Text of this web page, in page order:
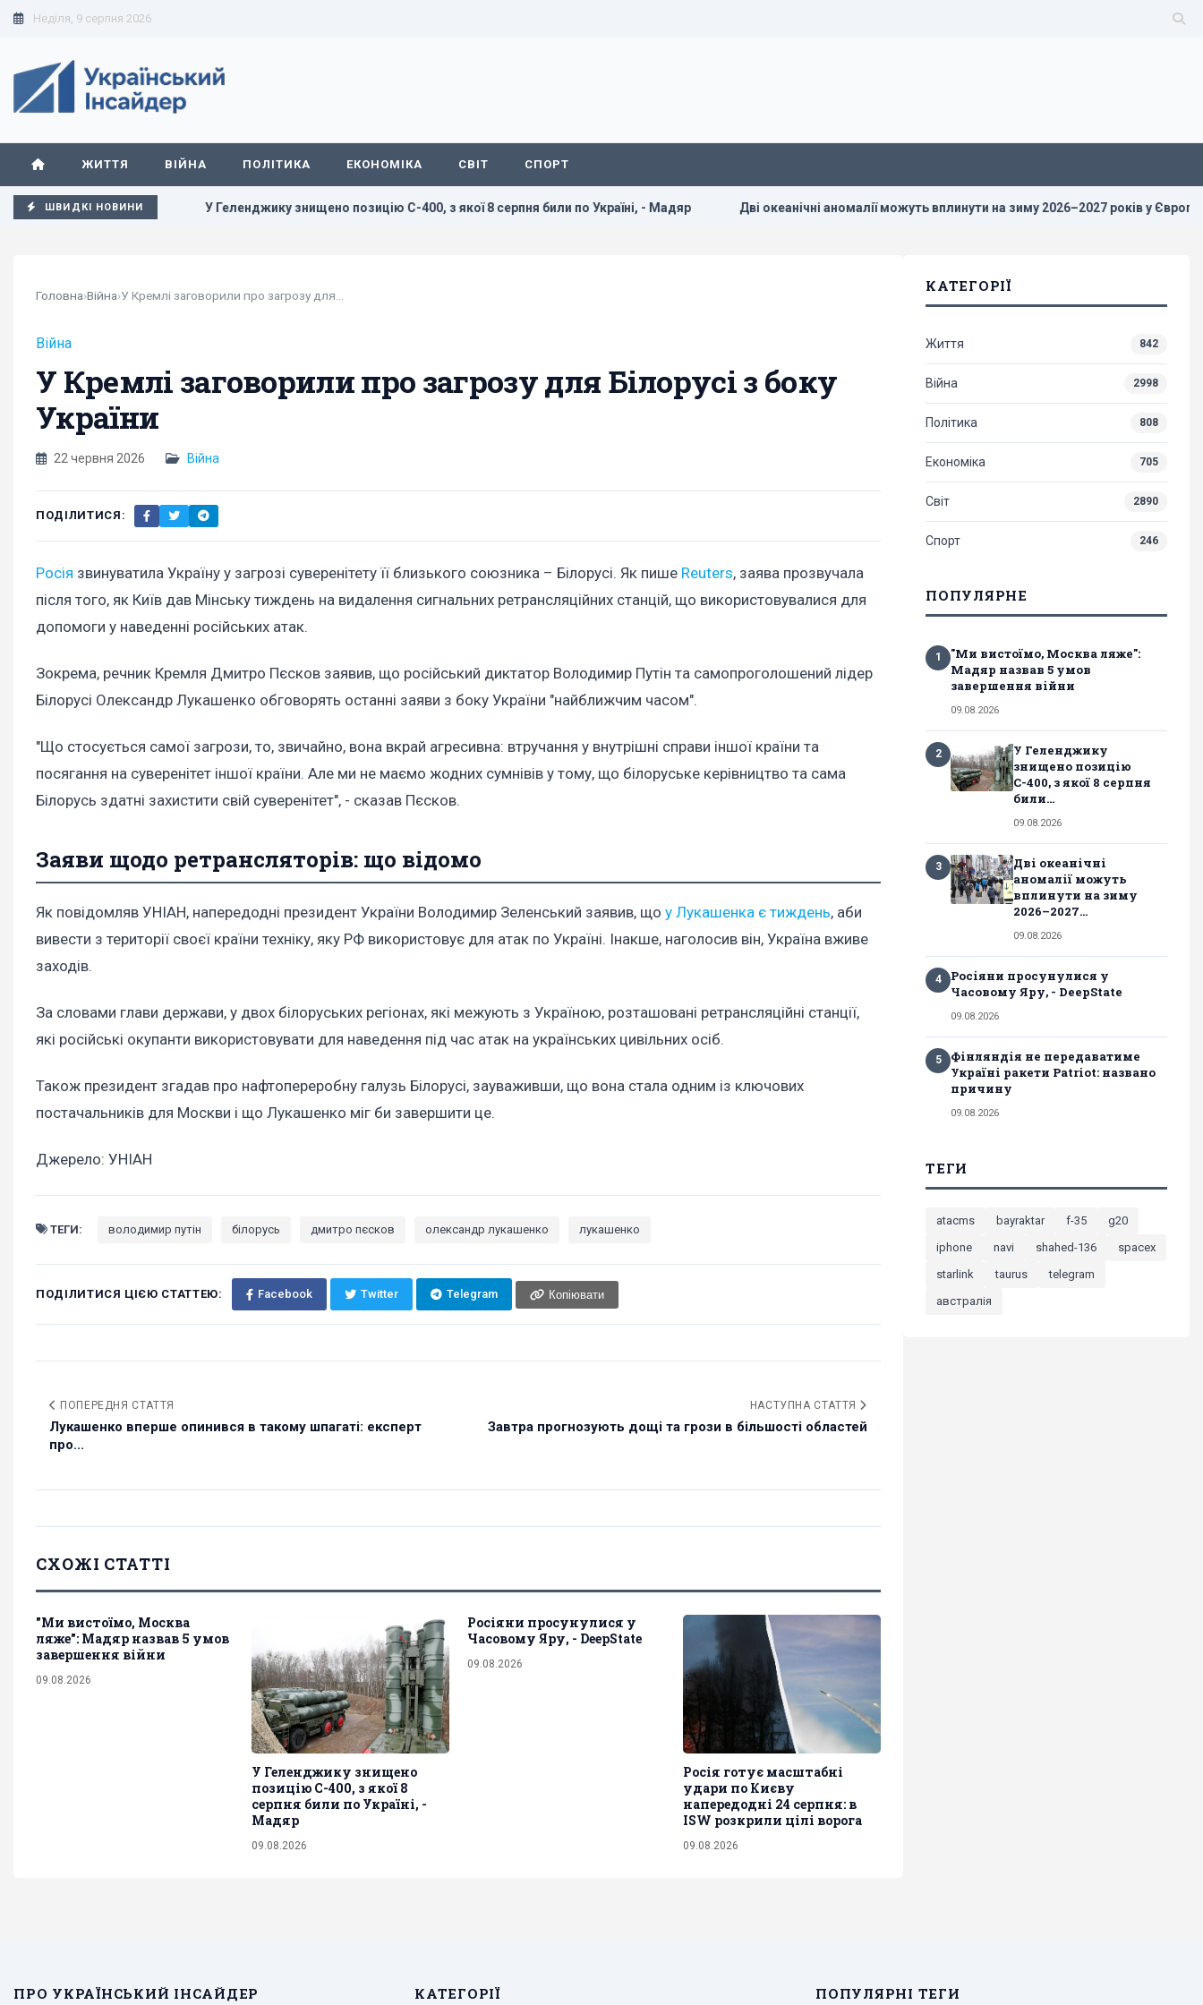
Неділя, 9 серпня 2026
ЖИТТЯ ВІЙНА ПОЛІТИКА ЕКОНОМІКА СВІТ СПОРТ
ШВИДКІ НОВИНИ
війни У Геленджику знищено позицію С-400, з якої 8 серпня били по Україні, - Мадяр Дві океанічні аномалії можуть вплинути на зиму 2026–2027 років у Європі
Головна›Війна›
Війна
У Кремлі заговорили про загрозу для Білорусі з боку
України
22 червня 2026 Війна
ПОДІЛИТИСЯ:
Росія звинуватила Україну у загрозі суверенітету її близького союзника – Білорусі. Як пише Reuters, заява прозвучала
після того, як Київ дав Мінську тиждень на видалення сигнальних ретрансляційних станцій, що використовувалися для
допомоги у наведенні російських атак.
Зокрема, речник Кремля Дмитро Пєсков заявив, що російський диктатор Володимир Путін та самопроголошений лідер
Білорусі Олександр Лукашенко обговорять останні заяви з боку України "найближчим часом".
"Що стосується самої загрози, то, звичайно, вона вкрай агресивна: втручання у внутрішні справи іншої країни та
посягання на суверенітет іншої країни. Але ми не маємо жодних сумнівів у тому, що білоруське керівництво та сама
Білорусь здатні захистити свій суверенітет", - сказав Пєсков.
Заяви щодо ретрансляторів: що відомо
Як повідомляв УНІАН, напередодні президент України Володимир Зеленський заявив, що у Лукашенка є тиждень, аби
вивести з території своєї країни техніку, яку РФ використовує для атак по Україні. Інакше, наголосив він, Україна вживе
заходів.
За словами глави держави, у двох білоруських регіонах, які межують з Україною, розташовані ретрансляційні станції,
які російські окупанти використовувати для наведення під час атак на українських цивільних осіб.
Також президент згадав про нафтопереробну галузь Білорусі, зауваживши, що вона стала одним із ключових
постачальників для Москви і що Лукашенко міг би завершити це.
Джерело: УНІАН
ТЕГИ: володимир путін білорусь дмитро пєсков олександр лукашенко лукашенко
ПОДІЛИТИСЯ ЦІЄЮ СТАТТЕЮ: Facebook Twitter Telegram Копіювати
ПОПЕРЕДНЯ СТАТТЯ
Лукашенко вперше опинився в такому шпагаті: експерт
про...
НАСТУПНА СТАТТЯ
Завтра прогнозують дощі та грози в більшості областей
СХОЖІ СТАТТІ
"Ми вистоїмо, Москва
ляже": Мадяр назвав 5 умов
завершення війни
09.08.2026
У Геленджику знищено
позицію С-400, з якої 8
серпня били по Україні, -
Мадяр
09.08.2026
Росіяни просунулися у
Часовому Яру, - DeepState
09.08.2026
Росія готує масштабні
удари по Києву
напередодні 24 серпня: в
ISW розкрили цілі ворога
09.08.2026
КАТЕГОРІЇ
Життя 842
Війна 2998
Політика 808
Економіка 705
Світ 2890
Спорт 246
ПОПУЛЯРНЕ
1
"Ми вистоїмо, Москва ляже":
Мадяр назвав 5 умов
завершення війни
09.08.2026
2
У Геленджику
знищено позицію
С-400, з якої 8 серпня
били...
09.08.2026
3
Дві океанічні
аномалії можуть
вплинути на зиму
2026–2027...
09.08.2026
4
Росіяни просунулися у
Часовому Яру, - DeepState
09.08.2026
5
Фінляндія не передаватиме
Україні ракети Patriot: названо
причину
09.08.2026
ТЕГИ
atacms bayraktar f-35
g20
iphone
navi shahed-136
spacex
starlink
taurus
telegram
австралія
ПРО УКРАЇНСЬКИЙ ІНСАЙДЕР КАТЕГОРІЇ ПОПУЛЯРНІ ТЕГИ